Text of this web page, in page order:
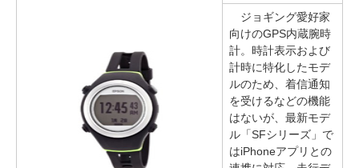
ジョギング愛好家
向けのGPS内蔵腕時
計。時計表示および
計時に特化したモデ
ルのため、着信通知
を受けるなどの機能
はないが、最新モデ
ル「SFシリーズ」で
はiPhoneアプリとの